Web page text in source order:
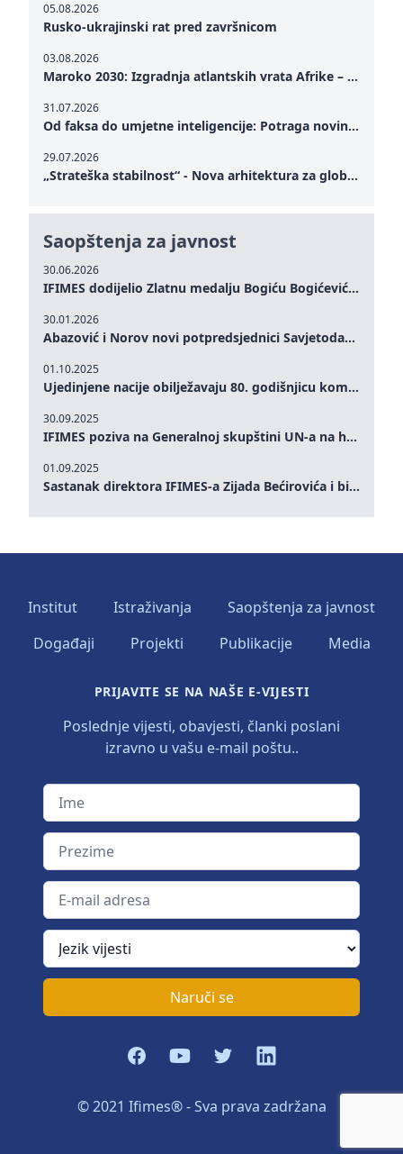
Saopštenja za javnost
30.06.2026
IFIMES dodijelio Zlatnu medalju Bogiću Bogićeviću za izuzetan doprinos demokratskim vrijednostima i miru
30.01.2026
Abazović i Norov novi potpredsjednici Savjetodavnog odbora IFIMES-a
01.10.2025
Ujedinjene nacije obilježavaju 80. godišnjicu komemoracijom na visokom nivou: Eileen Dong predstavlja IFIMES u oblasti ženskog liderstva, unapređenja mira, pravde, rodne ravnopravnosti i održivog razvoja
30.09.2025
IFIMES poziva na Generalnoj skupštini UN-a na hitna ulaganja u mentalno zdravlje i sisteme njege proširene umjetnom inteligencijom
01.09.2025
Sastanak direktora IFIMES-a Zijada Bećirovića i bivšeg premijera Crne Gore Dritana Abazovića
05.08.2026
Rusko-ukrajinski rat pred završnicom
03.08.2026
Maroko 2030: Izgradnja atlantskih vrata Afrike – od Tangera u Mediteranu do novog geopolitičkog koridora
31.07.2026
Od faksa do umjetne inteligencije: Potraga novinarstva za istinom u digitalnom dobu
29.07.2026
„Strateška stabilnost“ - Nova arhitektura za globalnu saradnju
Institut Istraživanja
Saopštenja za javnost
Događaji
Projekti Publikacije Media
PRIJAVITE SE NA NAŠE E-VIJESTI
Poslednje vijesti, obavjesti, članki poslani
izravno u vašu e-mail poštu..
Ime
Prezime
E-mail adresa
Jezik vijesti
Naruči se
FacebookYouTubeTwitterLinkedIn
© 2021 Ifimes® - Sva prava zadržana